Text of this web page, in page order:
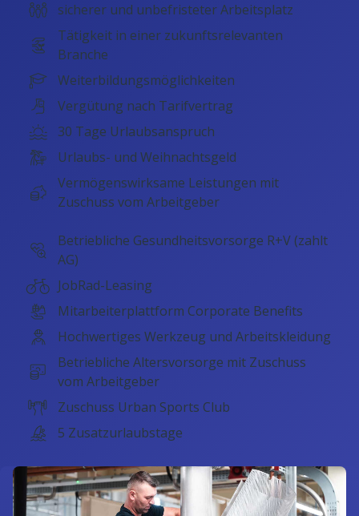
sicherer und unbefristeter Arbeitsplatz
Tätigkeit in einer zukunftsrelevanten
Branche
Weiterbildungsmöglichkeiten
Vergütung nach Tarifvertrag
30 Tage Urlaubsanspruch
Urlaubs- und Weihnachtsgeld
Vermögenswirksame Leistungen mit
Zuschuss vom Arbeitgeber
Betriebliche Gesundheitsvorsorge R+V (zahlt
AG)
JobRad-Leasing
Mitarbeiterplattform Corporate Benefits
Hochwertiges Werkzeug und Arbeitskleidung
Betriebliche Altersvorsorge mit Zuschuss
vom Arbeitgeber
Zuschuss Urban Sports Club
5 Zusatzurlaubstage